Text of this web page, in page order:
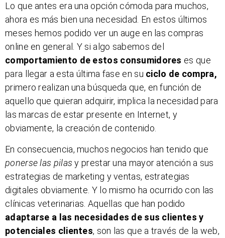
Lo que antes era una opción cómoda para muchos,
ahora es más bien una necesidad. En estos últimos
meses hemos podido ver un auge en las compras
online en general. Y si algo sabemos del
comportamiento de estos consumidores es que
para llegar a esta última fase en su ciclo de compra,
primero realizan una búsqueda que, en función de
aquello que quieran adquirir, implica la necesidad para
las marcas de estar presente en Internet, y
obviamente, la creación de contenido.
En consecuencia, muchos negocios han tenido que
ponerse las pilas y prestar una mayor atención a sus
estrategias de marketing y ventas, estrategias
digitales obviamente. Y lo mismo ha ocurrido con las
clínicas veterinarias. Aquellas que han podido
adaptarse a las necesidades de sus clientes y
potenciales clientes, son las que a través de la web,